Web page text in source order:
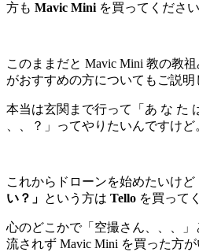
方も Mavic Mini を買ってください
このままだと Mavic Mini 教の教
がおすすめの方についてもご説明
本当は玄関まで行って「あ な た
、、？」ってやりたいんですけど
これからドローンを始めたいけど
い？」 という方は Tello を買って
心のどこかで「空撮さん、、、
流されず Mavic Mini を買った方